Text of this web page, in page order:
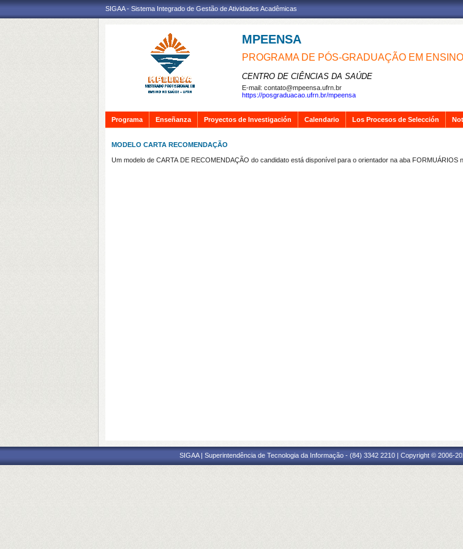
SIGAA - Sistema Integrado de Gestão de Atividades Acadêmicas
MPEENSA
PROGRAMA DE PÓS-GRADUAÇÃO EM
CENTRO DE CIÊNCIAS DA SAÚDE
E-mail: contato@mpeensa.ufrn.br
https://posgraduacao.ufrn.br/mpeensa
Programa Enseñanza Proyectos de Investigación Calendario Los Procesos de Selección
MODELO CARTA RECOMENDAÇÃO
Um modelo de CARTA DE RECOMENDAÇÃO do candidato está disponível para o orientador na aba FORMUÁRIOS
SIGAA | Superintendência de Tecnologia da Informação - (84) 3342 2210 | Copyright © 2006-